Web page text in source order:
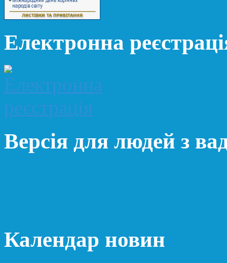
Електронна
Версія для людей з
Календар новин